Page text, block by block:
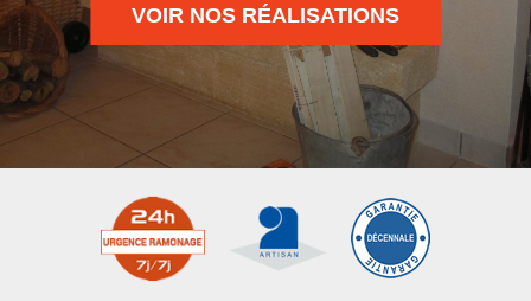
VOIR NOS RÉALISATIONS